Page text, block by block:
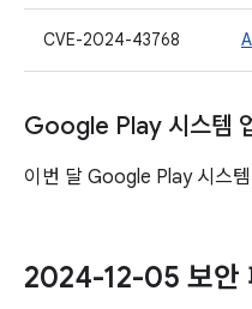
CVE-2024-43768
Google Play 시스템
이번 달 Google Play 시스
2024-12-05 보안